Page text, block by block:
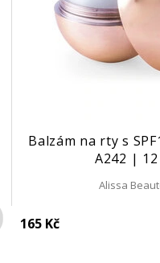
Do košíku
Balzám na rty s
A242 |
Alissa
165 Kč